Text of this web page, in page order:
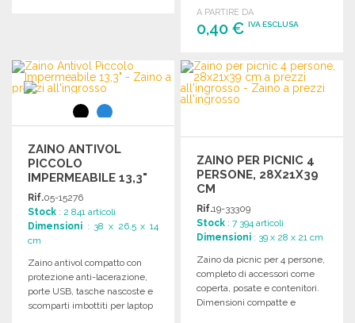
A PARTIRE DA
0,40 €IVA ESCLUSA
ORDINARE
Richiedi un preventivo
ZAINO ANTIVOL
PICCOLO
IMPERMEABILE 13,3"
Rif.05-15276
Stock : 2 841 articoli
Dimensioni : 38 x 26.5 x 14
cm
Zaino antivol compatto con
protezione anti-lacerazione,
porte USB, tasche nascoste e
scomparti imbottiti per laptop
ZAINO PER PICNIC 4
PERSONE, 28X21X39
CM
Rif.19-33309
Stock : 7 394 articoli
Dimensioni : 39 x 28 x 21 cm
Zaino da picnic per 4 persone,
completo di accessori come
coperta, posate e contenitori.
Dimensioni compatte e